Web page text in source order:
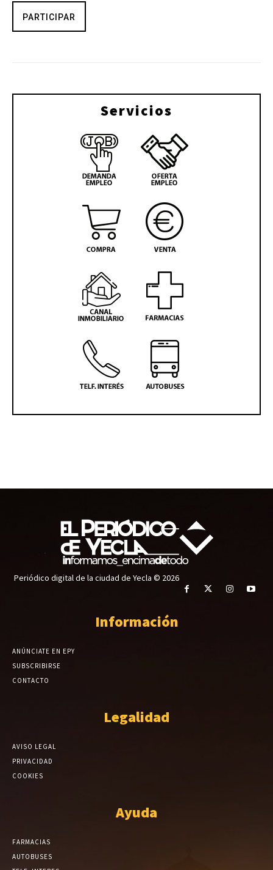
PARTICIPAR
Servicios
Periódico digital de la ciudad de Yecla © 2026
Información
ANÚNCIATE EN EPY
SUBSCRIBIRSE
CONTACTO
Legalidad
AVISO LEGAL
PRIVACIDAD
COOKIES
Ayuda
FARMACIAS
AUTOBUSES